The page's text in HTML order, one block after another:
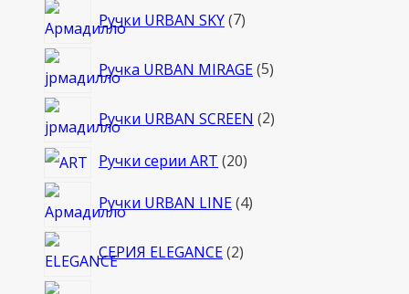
Ручки URBAN SKY 77
Ручка URBAN MIRAGE 55
Ручки URBAN SCREEN 22
Ручки серии ART 2020
Ручки URBAN LINE 44
СЕРИЯ ELEGANCE 22